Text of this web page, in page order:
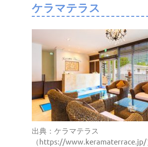
ケラマテラス
出典：ケラマテラス
（https://www.keramaterrace.jp/